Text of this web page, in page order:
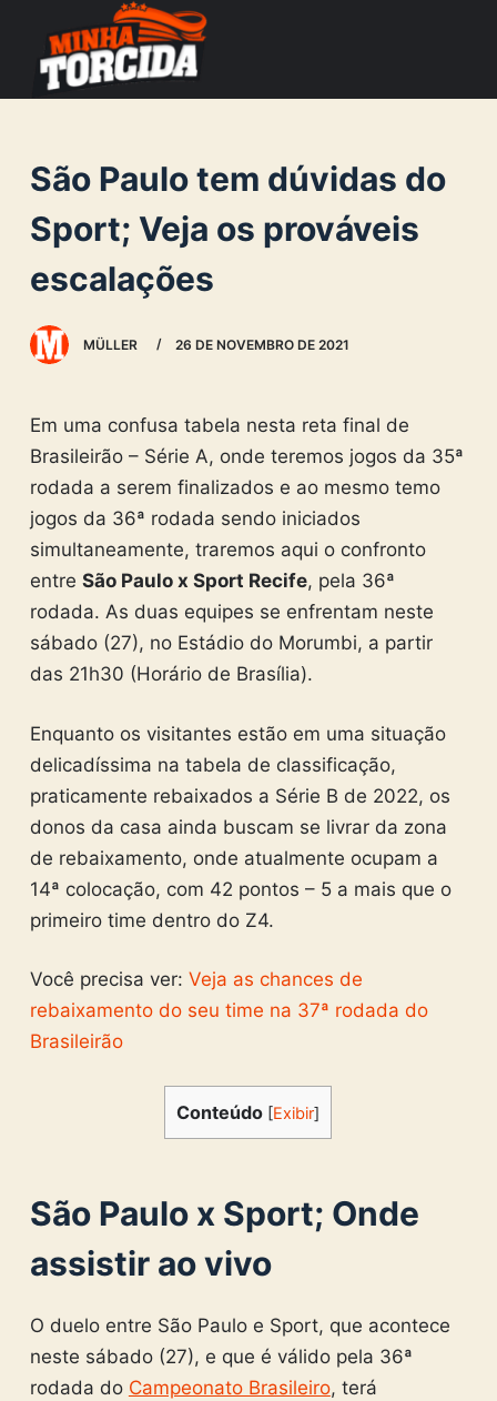
o
o
n
e
São Paulo tem dúvidas do
Sport; Veja os prováveis
escalações
MÜLLER 26 DE NOVEMBRO DE 2021
Em uma confusa tabela nesta reta final de
Brasileirão – Série A, onde teremos jogos da 35ª
rodada a serem finalizados e ao mesmo temo
jogos da 36ª rodada sendo iniciados
simultaneamente, traremos aqui o confronto
entre São Paulo x Sport Recife, pela 36ª
rodada. As duas equipes se enfrentam neste
sábado (27), no Estádio do Morumbi, a partir
das 21h30 (Horário de Brasília).
Enquanto os visitantes estão em uma situação
delicadíssima na tabela de classificação,
praticamente rebaixados a Série B de 2022, os
donos da casa ainda buscam se livrar da zona
de rebaixamento, onde atualmente ocupam a
14ª colocação, com 42 pontos – 5 a mais que o
primeiro time dentro do Z4.
Você precisa ver: Veja as chances de
rebaixamento do seu time na 37ª rodada do
Brasileirão
Conteúdo [Exibir]
São Paulo x Sport; Onde
assistir ao vivo
O duelo entre São Paulo e Sport, que acontece
neste sábado (27), e que é válido pela 36ª
rodada do Campeonato Brasileiro, terá